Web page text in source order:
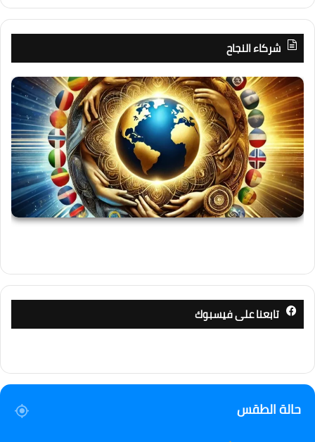
شركاء النجاح
تابعنا على فيسبوك
حالة الطقس